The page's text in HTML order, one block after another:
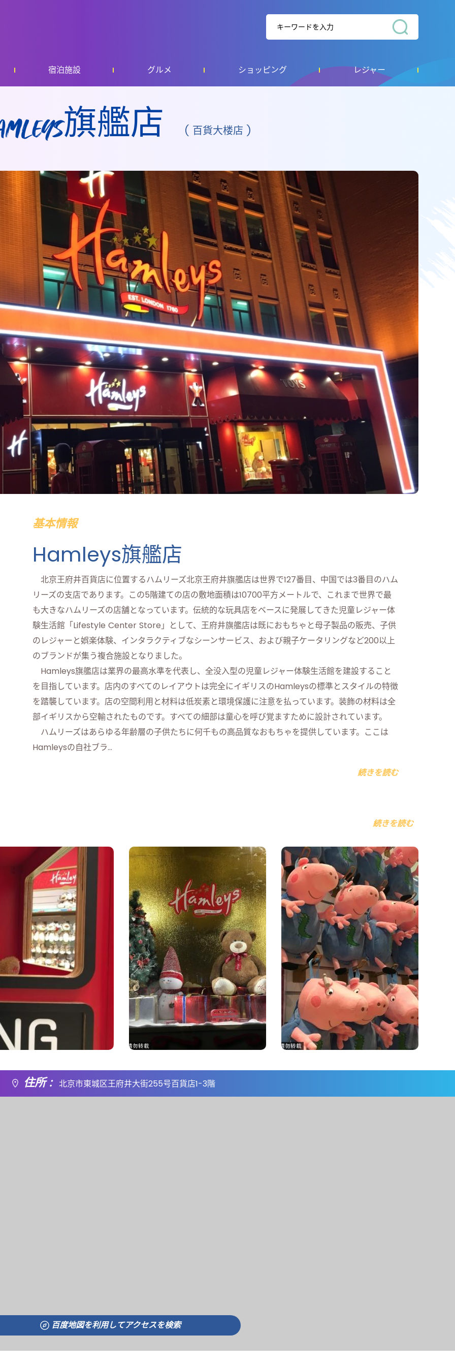
宿泊施設 グルメ ショッピング レジャー
旗艦店 ( 百貨大楼店 )
基本情報
Hamleys旗艦店
北京王府井百貨店に位置するハムリーズ北京王府井旗艦店は世界で127番目、中国では3番目のハム
リーズの支店であります。この5階建ての店の敷地面積は10700平方メートルで、これまで世界で最
も大きなハムリーズの店舗となっています。伝統的な玩具店をベースに発展してきた児童レジャー体
験生活館「Lifestyle Center Store」として、王府井旗艦店は既におもちゃと母子製品の販売、子供
のレジャーと娯楽体験、インタラクティブなシーンサービス、および親子ケータリングなど200以上
のブランドが集う複合施設となりました。
Hamleys旗艦店は業界の最高水準を代表し、全没入型の児童レジャー体験生活館を建設すること
を目指しています。店内のすべてのレイアウトは完全にイギリスのHamleysの標準とスタイルの特徴
を踏襲しています。店の空間利用と材料は低炭素と環境保護に注意を払っています。装飾の材料は全
部イギリスから空輸されたものです。すべての細部は童心を呼び覚ますために設計されています。
ハムリーズはあらゆる年齢層の子供たちに何千もの高品質なおもちゃを提供しています。ここは
Hamleysの自社ブラ...
続きを読む
続きを読む
住所 : 北京市東城区王府井大街255号百貨店1-3階
百度地図を利用してアクセスを検索